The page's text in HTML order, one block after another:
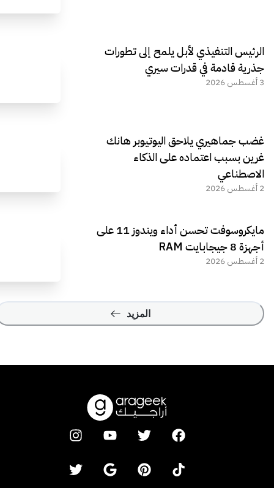
الرئيس التنفيذي لأبل يلمح إلى تطورات
جذرية قادمة في قدرات سيري
3 أغسطس 2026
غضب جماهيري يلاحق اليوتيوبر هانك
غرين بسبب اعتماده على الذكاء
الاصطناعي
2 أغسطس 2026
مايكروسوفت تحسن أداء ويندوز 11 على
أجهزة 8 جيجابايت RAM
2 أغسطس 2026
المزيد